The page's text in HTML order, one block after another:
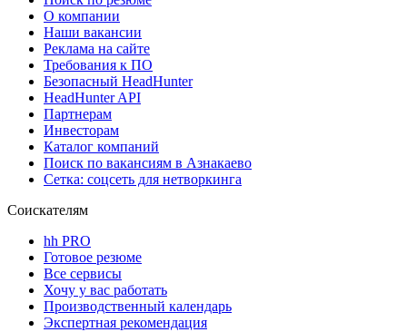
О компании
Наши вакансии
Реклама на сайте
Требования к ПО
Безопасный HeadHunter
HeadHunter API
Партнерам
Инвесторам
Каталог компаний
Поиск по вакансиям в Азнакаево
Сетка: соцсеть для нетворкинга
Соискателям
hh PRO
Готовое резюме
Все сервисы
Хочу у вас работать
Производственный календарь
Экспертная рекомендация